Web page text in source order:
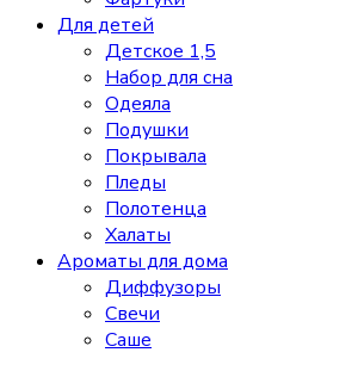
Для детей
Детское 1,5
Набор для сна
Одеяла
Подушки
Покрывала
Пледы
Полотенца
Халаты
Ароматы для дома
Диффузоры
Свечи
Cаше